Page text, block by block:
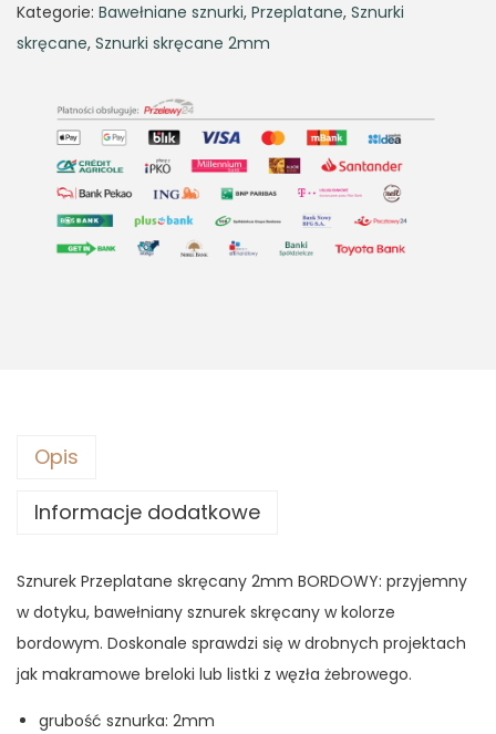
l
p
i
c
e
w
a
z
.
p
r
c
e
i
1
.
Kategorie: Bawełniane sznurki, Przeplatane, Sznurki
skręcane, Sznurki skręcane 2mm
Opis
Informacje dodatkowe
Sznurek Przeplatane skręcany 2mm BORDOWY: przyjemny
w dotyku, bawełniany sznurek skręcany w kolorze
bordowym. Doskonale sprawdzi się w drobnych projektach
jak makramowe breloki lub listki z węzła żebrowego.
grubość sznurka: 2mm